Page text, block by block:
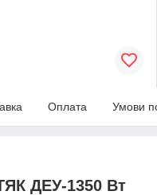
Оплата Умови
ДЕУ-1350 Вт